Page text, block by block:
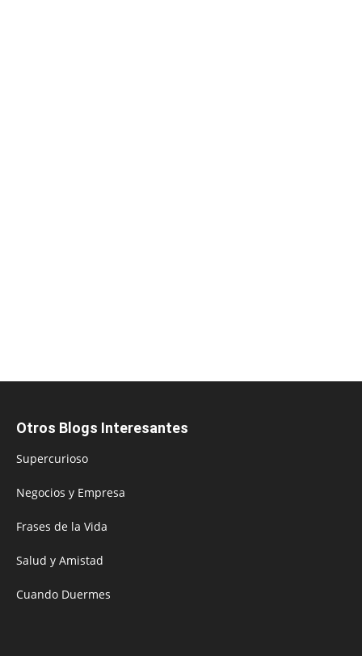
Otros Blogs Interesantes
Supercurioso
Negocios y Empresa
Frases de la Vida
Salud y Amistad
Cuando Duermes